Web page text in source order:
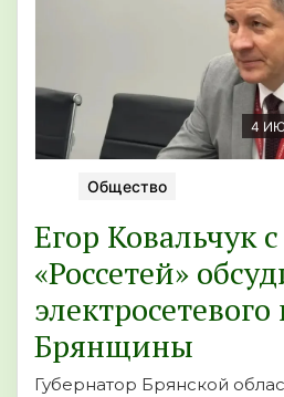
4
Общество
Егор Ковальчук
«Россетей»
Брянщины
Губернатор Брянской